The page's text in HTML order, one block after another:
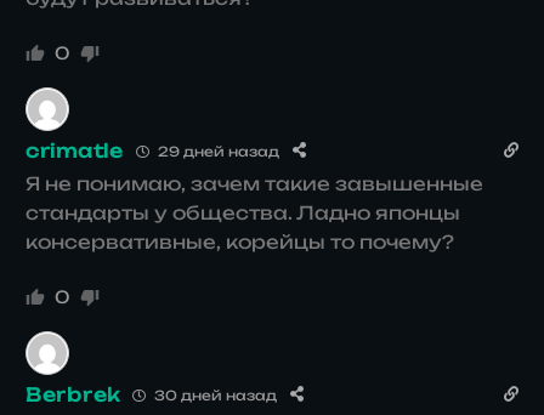
0
crimatle 29 дней назад
Я не понимаю, зачем такие завышенные
стандарты у общества. Ладно японцы
консервативные, корейцы то почему?
0
Berbrek 30 дней назад